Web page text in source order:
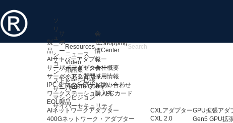
製
品
AIサーバーアダプター
サーバーアダプター
サーバーアクセサリー
IPC & マシンビジョンカード
ワークステーション / PCカード
EOL製品
AIネットワークアダプター
400Gネットワーク・アダプター
CXLアダプター
CXL 2.0
GPU拡張アダ
Gen5 GPU拡
ソ
リ
ュ
ー
シ
ョ
ン
ストレージ拡張
サーバー
マシンビジョン
サイバーセキュリティ
サ
ポ
ー
ト
サポートセンター
よくある質問
アフターサービス
Resources
ニュース
Video
用語集
学ぶ
Feature Query
会
社
情
報
会社概要
採用情報
お問い合わせ
購入先
Shopping
Center